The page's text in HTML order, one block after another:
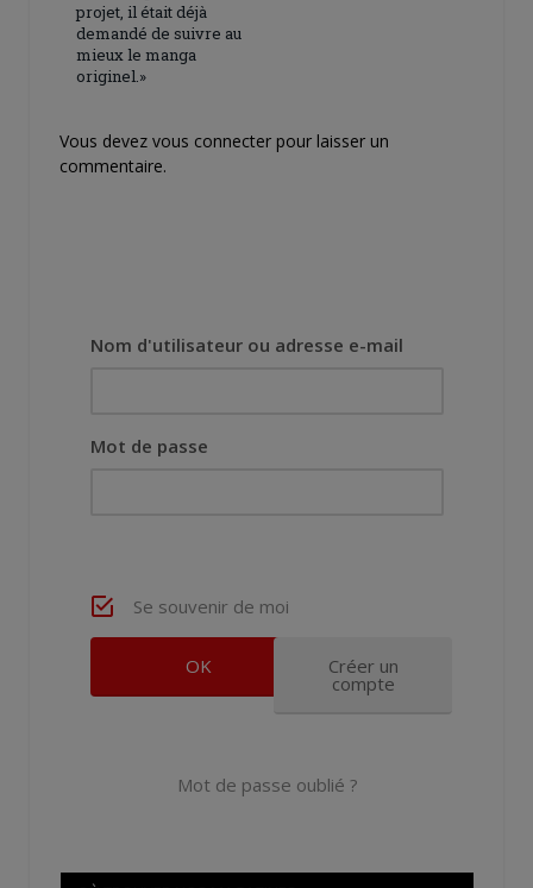
projet, il était déjà
demandé de suivre au
mieux le manga
originel.»
Vous devez vous connecter pour laisser un
commentaire.
Nom d'utilisateur ou adresse e-mail
Mot de passe
Se souvenir de moi
Créer un
compte
Mot de passe oublié ?